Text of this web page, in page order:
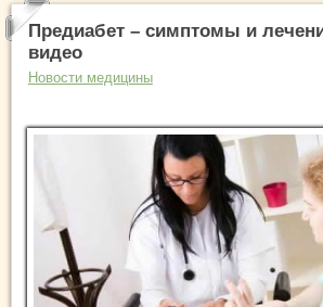
Предиабет – симптомы и
видео
Новости медицины